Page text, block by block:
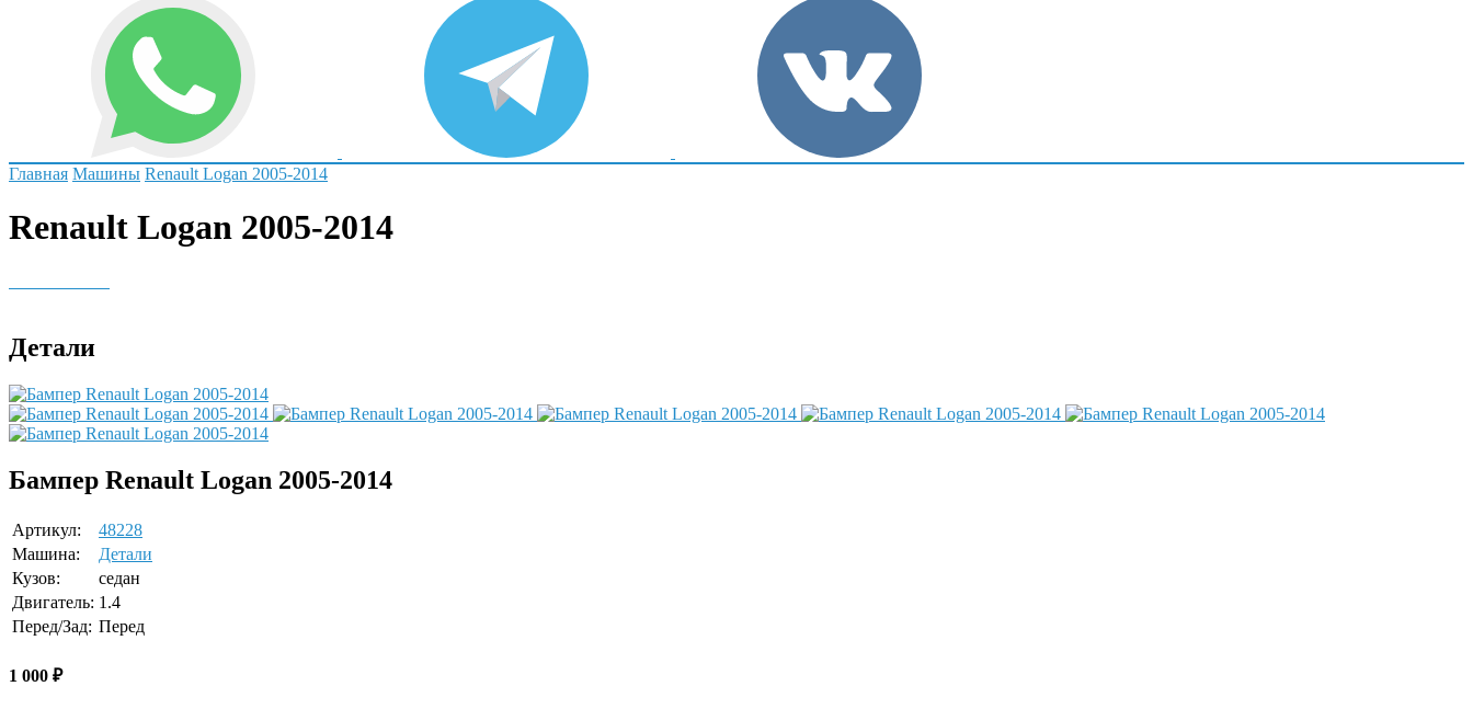
Главная Машины Renault Logan 2005-2014
Renault Logan 2005-2014
Детали
Бампер Renault Logan 2005-2014
Артикул:
48228
Машина:
Детали
Кузов:
седан
Двигатель: 1.4
Перед/Зад: Перед
1 000 ₽